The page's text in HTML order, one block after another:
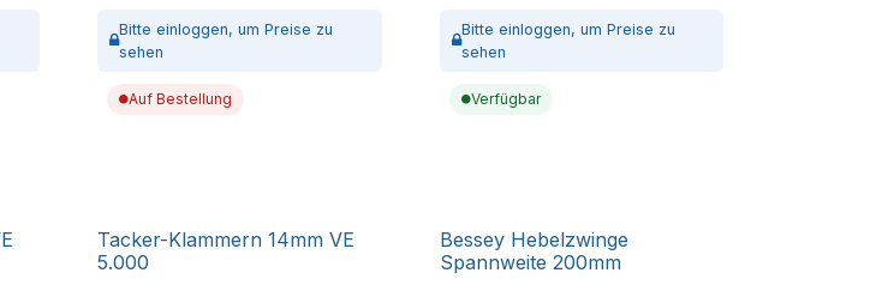
Bitteeinloggen, um Preise zu
sehen
Auf Bestellung
Bitte einloggen, um Preise zu
sehen
Verfügbar
Tacker-Klammern 14mm VE
5.000
Bessey Hebelzwinge
Spannweite 200mm